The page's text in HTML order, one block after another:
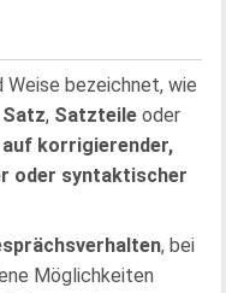
Weise bezeichnet, wie
Satz, Satzteile oder
auf korrigierender,
oder syntaktischer
, bei
Möglichkeiten